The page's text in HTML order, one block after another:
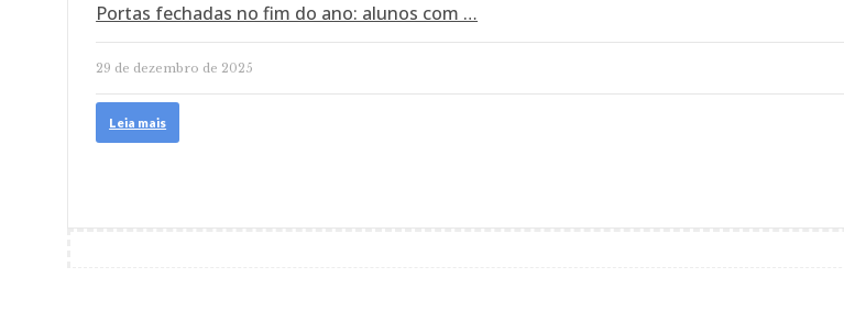
Portas fechadas no fim do ano: alunos com …
29 de dezembro de 2025
Leia mais